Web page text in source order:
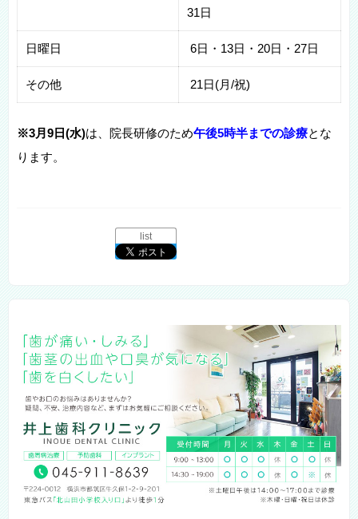
31日
日曜日 6日・13日・20日・27日
その他 21日(月/祝)
※3月9 日(水)は、院長研修のため午後5時半までの診療とな
ります。
list